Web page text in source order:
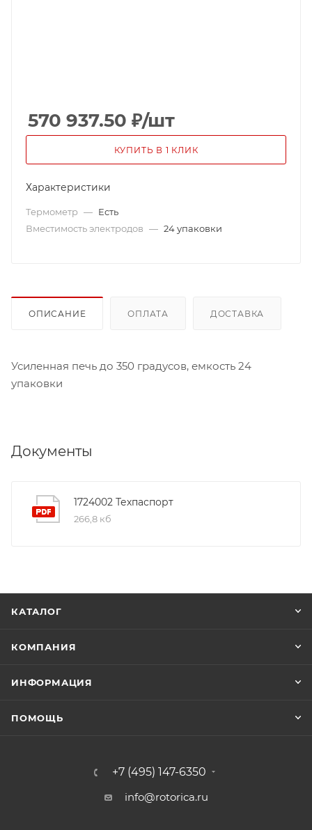
570 937.50 ₽/шт
КУПИТЬ В 1 КЛИК
Характеристики
Термометр — Есть
Вместимость электродов — 24 упаковки
ОПИСАНИЕ ОПЛАТА ДОСТАВКА
Усиленная печь до 350 градусов, емкость 24
упаковки
Документы
1724002 Техпаспорт
266,8 кб
КАТАЛОГ
КОМПАНИЯ
ИНФОРМАЦИЯ
ПОМОЩЬ
+7 (495) 147-6350
info@rotorica.ru